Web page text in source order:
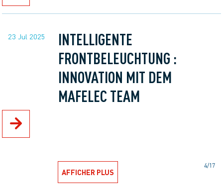
23 Jul 2025
INTELLIGENTE
FRONTBELEUCHTUNG :
INNOVATION MIT DEM
MAFELEC TEAM
AFFICHER PLUS
4/17